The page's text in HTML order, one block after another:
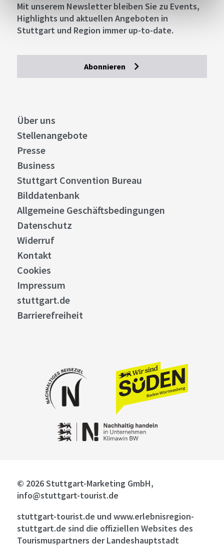
Mit unserem Newsletter bleiben Sie zu Events,
Highlights und aktuellen Angeboten in
Stuttgart und Region immer up-to-date.
Abonnieren
Über uns
Stellenangebote
Presse
Business
Stuttgart Convention Bureau
Bilddatenbank
Allgemeine Geschäftsbedingungen
Datenschutz
Widerruf
Kontakt
Cookies
Impressum
stuttgart.de
Barrierefreiheit
© 2026 Stuttgart-Marketing GmbH,
info@stuttgart-tourist.de
stuttgart-tourist.de und www.erlebnisregion-
stuttgart.de sind die offiziellen Websites des
Tourismuspartners der Landeshauptstadt